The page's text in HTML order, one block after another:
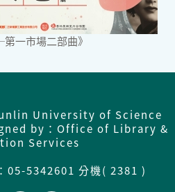
一市場二部曲》
University of Science
by：Office of Library &
Services
05-5342601 分機( 2381 )